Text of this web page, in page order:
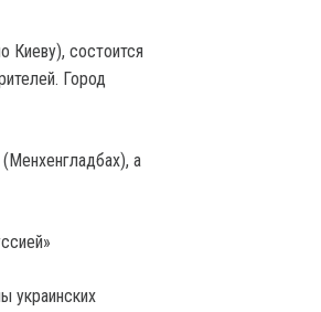
Киеву), состоится
Город
а
украинских